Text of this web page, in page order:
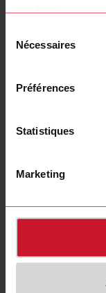
Nécessaires
Préférences
Statistiques
Marketing